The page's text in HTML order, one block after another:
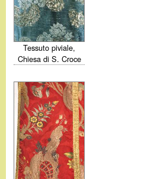
n
o
Tessuto piviale,
Chiesa di S. Croce